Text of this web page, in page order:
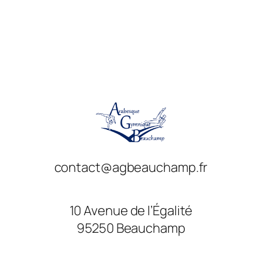
contact@agbeauchamp.fr
10 Avenue de l’Égalité
95250 Beauchamp